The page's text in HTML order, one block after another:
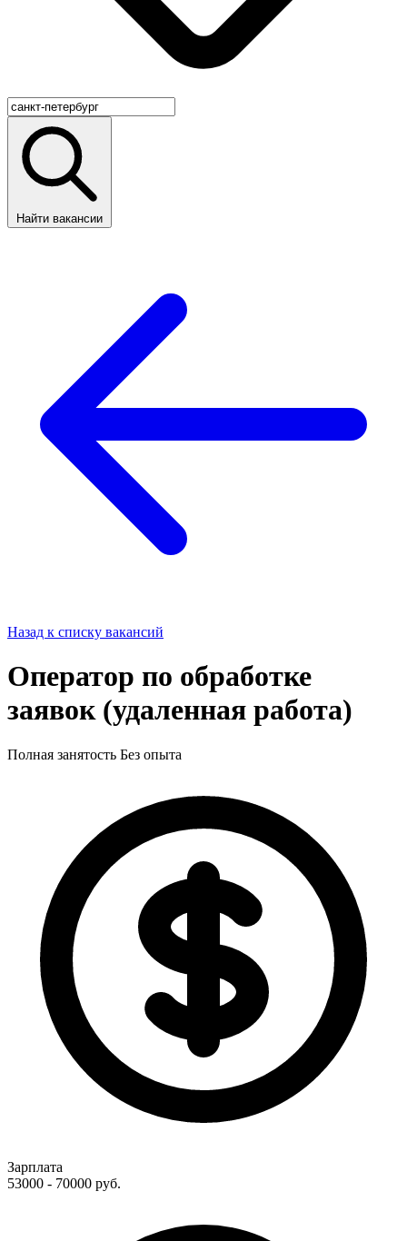
Найти вакансии
Назад к списку вакансий
Оператор по обработке
заявок (удаленная работа)
Полная занятость Без опыта
Зарплата
53000 - 70000 руб.